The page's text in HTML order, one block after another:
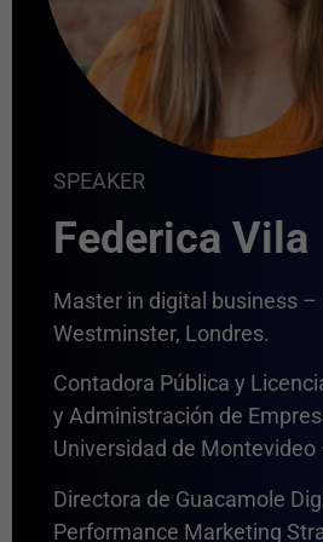
SPEAKER
Federica Vila
Master in digital business
Westminster, Londres.
Contadora Pública y
y Administración de
Universidad de Montevideo
Directora de Guacamole
Performance Marketing